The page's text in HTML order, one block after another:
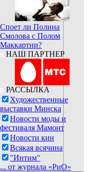
Споет ли Полина
Смолова с Полом
Маккартни?
НАШ ПАРТНЕР
РАССЫЛКА
Художественные
выставки Минска
Новости моды и
фестиваля Мамонт
Новости кин
Всякая всячина
"Интим"
... от журнала «РиО»